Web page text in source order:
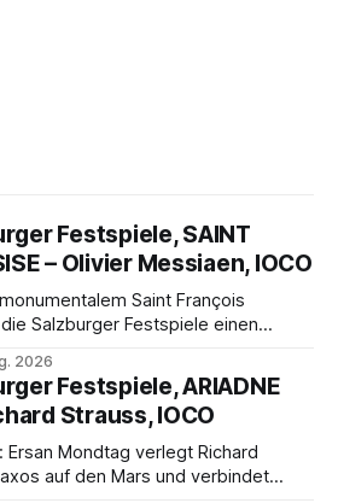
Festspiele, SAINT
– Olivier Messiaen, IOCO
Saint François
Salzburger Festspiele einen
Maxime Pascal entfaltet
Philippe Sly berührt als
2026
Festspiele, ARIADNE
Strauss, IOCO
Mondtag verlegt Richard
auf den Mars und verbindet